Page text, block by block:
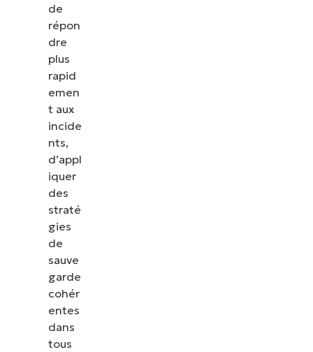
de
répon
dre
plus
rapid
emen
t aux
incide
nts,
d’appl
iquer
des
straté
gies
de
sauve
garde
cohér
entes
dans
tous